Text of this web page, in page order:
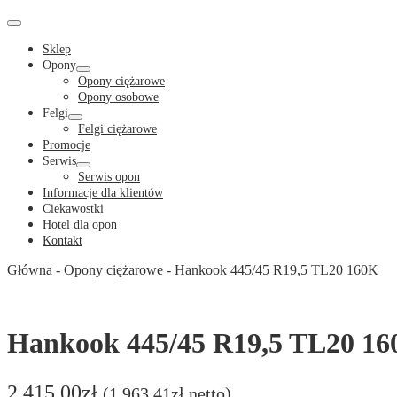
Menu
Toggle
Sklep
Opony
Menu
Toggle
Opony ciężarowe
Opony osobowe
Felgi
Menu
Toggle
Felgi ciężarowe
Promocje
Serwis
Menu
Toggle
Serwis opon
Informacje dla klientów
Ciekawostki
Hotel dla opon
Kontakt
Główna - Opony ciężarowe - Hankook 445/45 R19,5 TL20 160K
Hankook 445/45 R19,5 TL20